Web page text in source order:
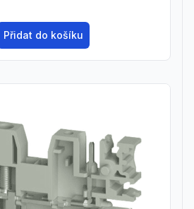
Přidat do košíku